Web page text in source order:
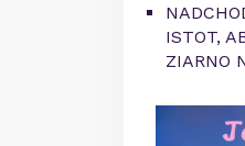
ISTOT,
ZIARNO